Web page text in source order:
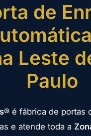
de
Leste
Paulo
é fábrica de portas
e atende toda a